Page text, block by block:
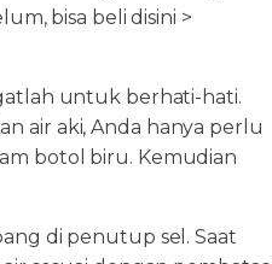
bisa beli disini >
untuk berhati-hati.
air aki, Anda hanya perlu
botol biru. Kemudian
di penutup sel. Saat